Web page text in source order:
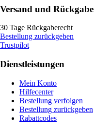
Versand und Rückgabe
30 Tage Rückgaberecht
Bestellung zurückgeben
Trustpilot
Dienstleistungen
Mein Konto
Hilfecenter
Bestellung verfolgen
Bestellung zurückgeben
Rabattcodes